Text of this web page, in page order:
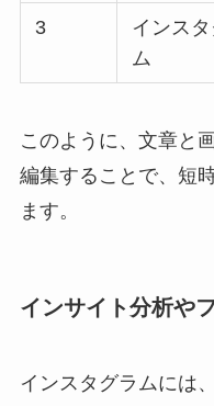
3
インスタ
ム
このように、文章と
編集することで、短
ます。
インサイト分析や
インスタグラムには